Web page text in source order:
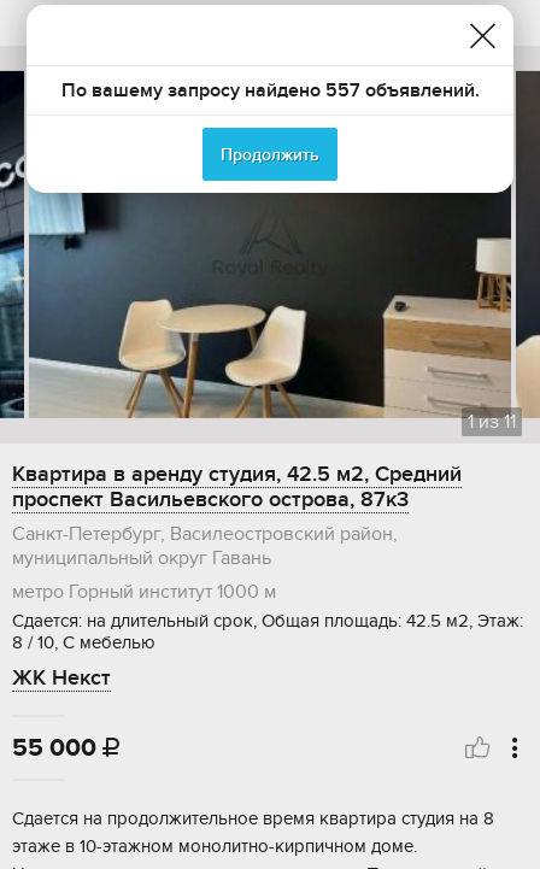
1из11
Квартира в аренду студия, 42.5 м2, Средний
проспект Васильевского острова, 87к3
Санкт-Петербург, Василеостровский район,
муниципальный округ Гавань
метро Горный институт 1000 м
Сдается: на длительный срок, Общая площадь: 42.5 м2, Этаж:
8 / 10, С мебелью
ЖК Некст
55 000 
Сдается на продолжительное время квартира студия на 8
этаже в 10-этажном монолитно-кирпичном доме.
По вашему запросу найдено 557 объявлений.
Продолжить